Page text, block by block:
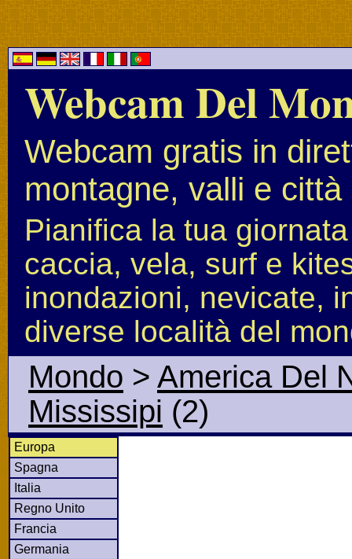
Webcam Del
Webcam gratis in
montagne, valli e città
Pianifica la tua
caccia, vela, surf e
inondazioni, nevicate,
diverse località del
Mondo > America Del
Mississipi (2)
Europa
Spagna
Italia
Regno Unito
Francia
Germania